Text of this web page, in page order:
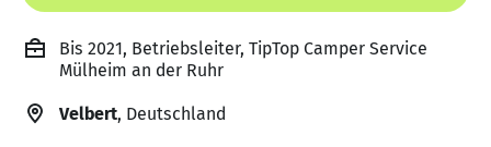
Bis 2021, Betriebsleiter, TipTop Camper Service
Mülheim an der Ruhr
Velbert, Deutschland